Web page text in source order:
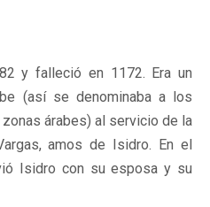
y falleció en 1172. Era un
(así se denominaba a los
árabes) al servicio de la
amos de Isidro. En el
Isidro con su esposa y su